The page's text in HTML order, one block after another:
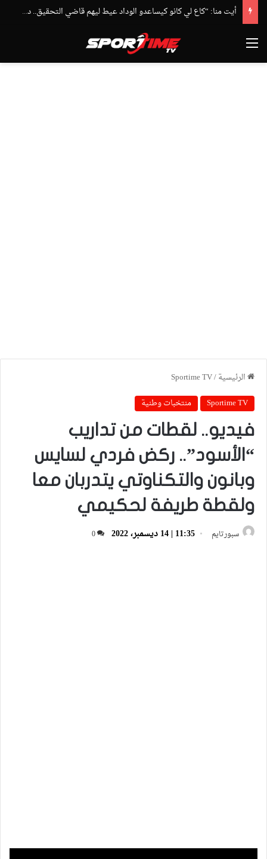
أيت منا: “كاع لي كانو كيساعدو الوداد عيط ليهم قاضي التحقيق.. دابا حتى شي واحد ما بقا باغي يعاون”
القائمة
الرئيسية/
Sportime TV
Sportime TV
منتخبات وطنية
فيديو.. لقطات من تداريب
“الأسود”.. ركض فردي لسايس
وبانون والتكناوتي يتدربان معا
ولقطة طريفة لحكيمي
سبورتايم 11:35 | 14 ديسمبر، 2022 0